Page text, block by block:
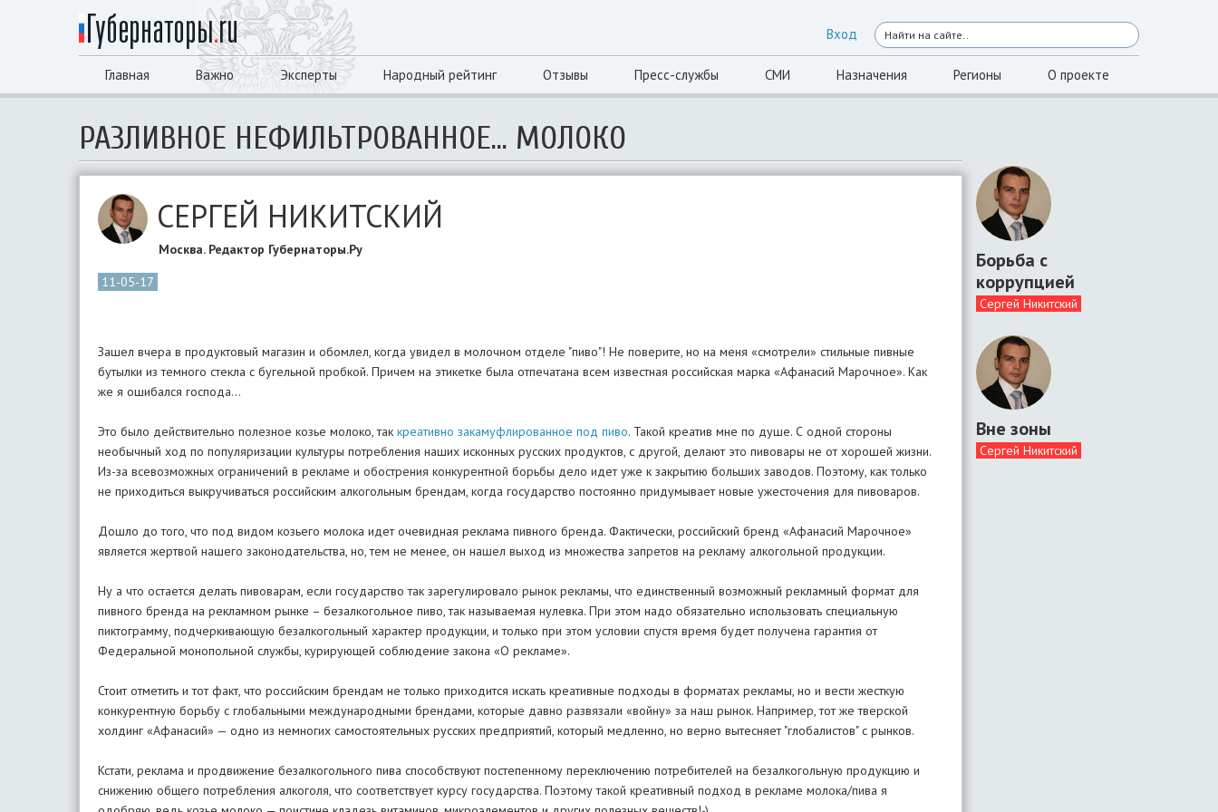
Вход
Главная Важно Эксперты Народный рейтинг Отзывы Пресс-службы СМИ Назначения Регионы О проекте
РАЗЛИВНОЕ НЕФИЛЬТРОВАННОЕ... МОЛОКО
СЕРГЕЙ НИКИТСКИЙ
Москва. Редактор Губернаторы.Ру
11-05-17
Зашел вчера в продуктовый магазин и обомлел, когда увидел в молочном отделе "пиво"! Не поверите, но на меня «смотрели» стильные пивные
бутылки из темного стекла с бугельной пробкой. Причем на этикетке была отпечатана всем известная российская марка «Афанасий Марочное». Как
же я ошибался господа…
Это было действительно полезное козье молоко, так креативно закамуфлированное под пиво. Такой креатив мне по душе. С одной стороны
необычный ход по популяризации культуры потребления наших исконных русских продуктов, с другой, делают это пивовары не от хорошей жизни.
Из-за всевозможных ограничений в рекламе и обострения конкурентной борьбы дело идет уже к закрытию больших заводов. Поэтому, как только
не приходиться выкручиваться российским алкогольным брендам, когда государство постоянно придумывает новые ужесточения для пивоваров.
Дошло до того, что под видом козьего молока идет очевидная реклама пивного бренда. Фактически, российский бренд «Афанасий Марочное»
является жертвой нашего законодательства, но, тем не менее, он нашел выход из множества запретов на рекламу алкогольной продукции.
Ну а что остается делать пивоварам, если государство так зарегулировало рынок рекламы, что единственный возможный рекламный формат для
пивного бренда на рекламном рынке – безалкогольное пиво, так называемая нулевка. При этом надо обязательно использовать специальную
пиктограмму, подчеркивающую безалкогольный характер продукции, и только при этом условии спустя время будет получена гарантия от
Федеральной монопольной службы, курирующей соблюдение закона «О рекламе».
Стоит отметить и тот факт, что российским брендам не только приходится искать креативные подходы в форматах рекламы, но и вести жесткую
конкурентную борьбу с глобальными международными брендами, которые давно развязали «войну» за наш рынок. Например, тот же тверской
холдинг «Афанасий» — одно из немногих самостоятельных русских предприятий, который медленно, но верно вытесняет "глобалистов" с рынков.
Кстати, реклама и продвижение безалкогольного пива способствуют постепенному переключению потребителей на безалкогольную продукцию и
снижению общего потребления алкоголя, что соответствует курсу государства. Поэтому такой креативный подход в рекламе молока/пива я
Борьба с
коррупцией
Сергей Никитский
Вне зоны
Сергей Никитский